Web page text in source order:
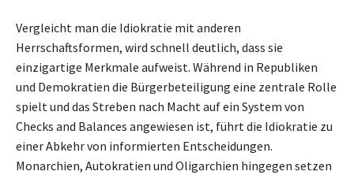
Vergleicht man die Idiokratie mit anderen
Herrschaftsformen, wird schnell deutlich, dass sie
einzigartige Merkmale aufweist. Während in Republiken
und Demokratien die Bürgerbeteiligung eine zentrale Rolle
spielt und das Streben nach Macht auf ein System von
Checks and Balances angewiesen ist, führt die Idiokratie zu
einer Abkehr von informierten Entscheidungen.
Monarchien, Autokratien und Oligarchien hingegen setzen